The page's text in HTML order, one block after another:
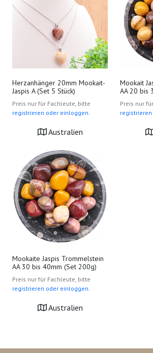
Herzanhänger 20mm Mookait-
Jaspis A (Set 5 Stück)
Preis nur für Fachleute, bitte
registrieren oder einloggen.
Australien
Mookait
AA 20 bis
Preis nur
Mookaite Jaspis Trommelstein
AA 30 bis 40mm (Set 200g)
Preis nur für Fachleute, bitte
registrieren oder einloggen.
Australien